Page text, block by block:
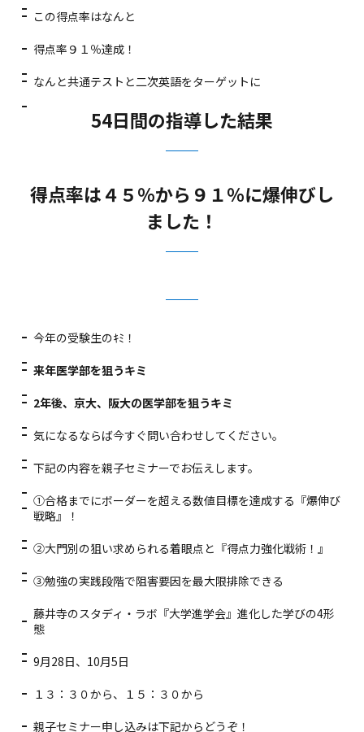
この得点率はなんと
得点率９１％達成！
なんと共通テストと二次英語をターゲットに
54日間の指導した結果
得点率は４５％から９１％に爆伸びし
ました！
今年の受験生のｷﾐ！
来年医学部を狙うキミ
2年後、京大、阪大の医学部を狙うキミ
気になるならば今すぐ問い合わせしてください。
下記の内容を親子セミナーでお伝えします。
①合格までにボーダーを超える数値目標を達成する『爆伸び
戦略』！
②大門別の狙い求められる着眼点と『得点力強化戦術！』
③勉強の実践段階で阻害要因を最大限排除できる
藤井寺のスタディ・ラボ『大学進学会』進化した学びの4形
態
9月28日、10月5日
１３：３０から、１５：３０から
親子セミナー申し込みは下記からどうぞ！